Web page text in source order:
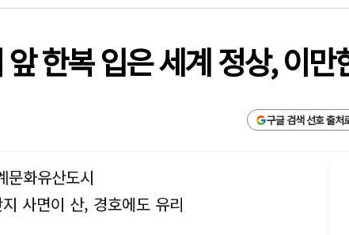
한복 입은 세계 정상, 이
구글 검색 선호 출처
문화유산도시
사면이 산, 경호에도 유리